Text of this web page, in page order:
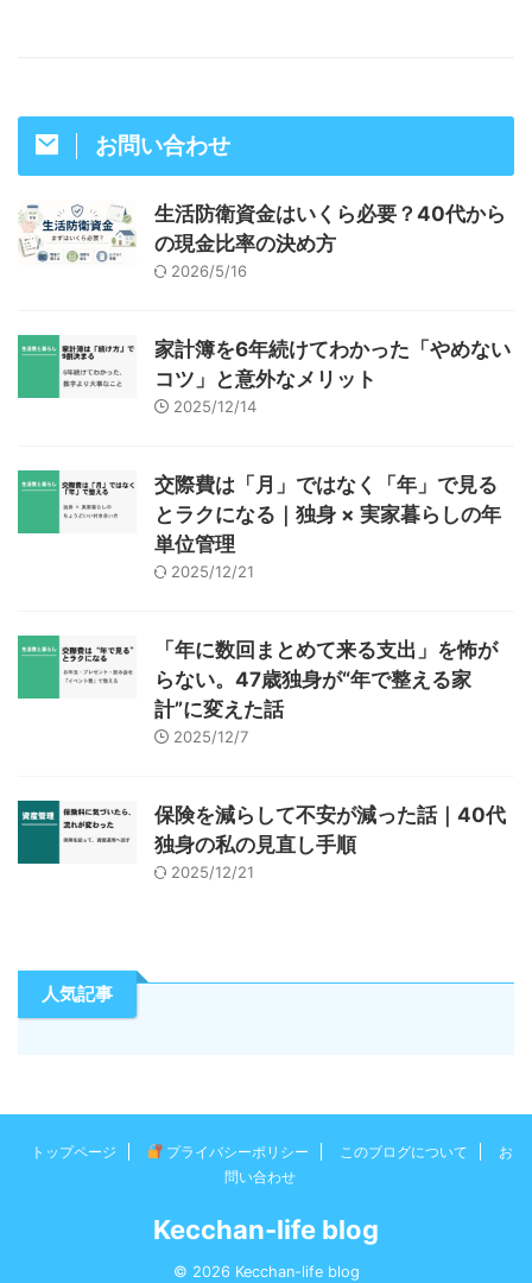
お問い合わせ
生活防衛資金はいくら必要？40代から
の現金比率の決め方
2026/5/16
家計簿を6年続けてわかった「やめない
コツ」と意外なメリット
2025/12/14
交際費は「月」ではなく「年」で見る
とラクになる｜独身 × 実家暮らしの年
単位管理
2025/12/21
「年に数回まとめて来る支出」を怖が
らない。47歳独身が“年で整える家
計”に変えた話
2025/12/7
保険を減らして不安が減った話｜40代
独身の私の見直し手順
2025/12/21
人気記事
トップページ プライバシーポリシー このブログについて
お
問い合わせ
Kecchan-life blog
© 2026 Kecchan-life blog